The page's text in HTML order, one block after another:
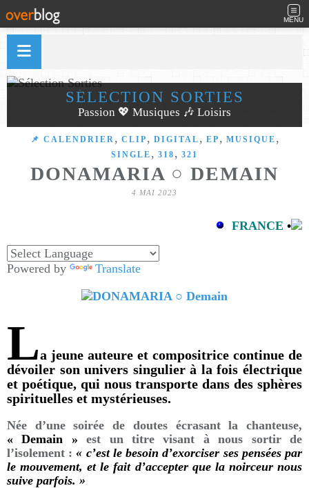
MENU
SÉLECTION SORTIES
Passion 💖 Musiques 🎶 Loisirs
📌 CALENDRIER , CLIP , DIGITAL , EP , MUSIQUE ,
SINGLE , 318 , 321
DONAMARIA ○ DEMAIN
4 MAI 2023
FRANCE •
Powered by Translate
La jeune auteure et compositrice continue de
dévoiler son univers singulier à la fois électrique
et poétique, qui nous transporte dans des sphères
spirituelles et mystérieuses.
Née d’une soirée de doutes écrasant la chanteuse,
« Demain » est un titre visant à nous sortir de
l’isolement :« c’est le besoin d’exorciser ses pensées par
le mouvement, et le fait d’accepter que la noirceur nous
suive parfois. »